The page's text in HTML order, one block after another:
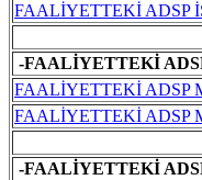
FAALİYETTEKİ ADSP
-FAALİYETTEKİ
FAALİYETTEKİ ADSP
FAALİYETTEKİ ADSP
-FAALİYETTEKİ